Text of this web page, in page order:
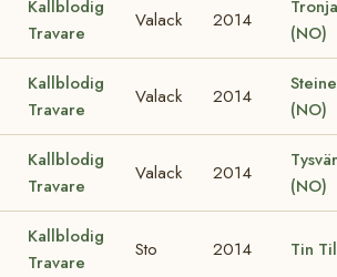
Kallblodig
Travare
Valack 2014
(NO)
Kallblodig
Travare
Valack 2014
(NO)
Kallblodig
Travare
Valack 2014
(NO)
Kallblodig
Travare
Sto 2014 Tin